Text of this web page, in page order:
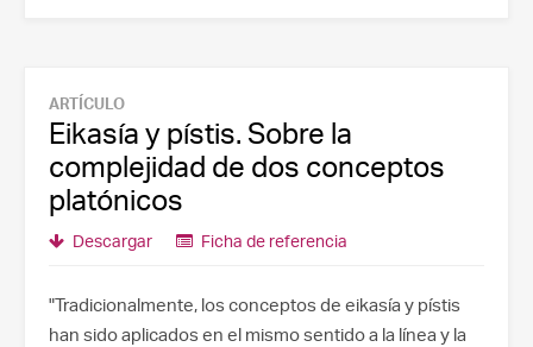
ARTÍCULO
Eikasía y pístis. Sobre la
complejidad de dos conceptos
platónicos
Descargar Ficha de referencia
"Tradicionalmente, los conceptos de eikasía y pístis
han sido aplicados en el mismo sentido a la línea y la